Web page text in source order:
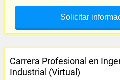
Solicitar
Carrera Profesional en
Industrial (Virtual)